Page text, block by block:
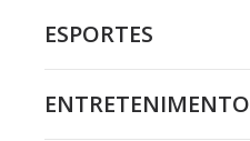
ESPORTES
ENTRETENIMENTO